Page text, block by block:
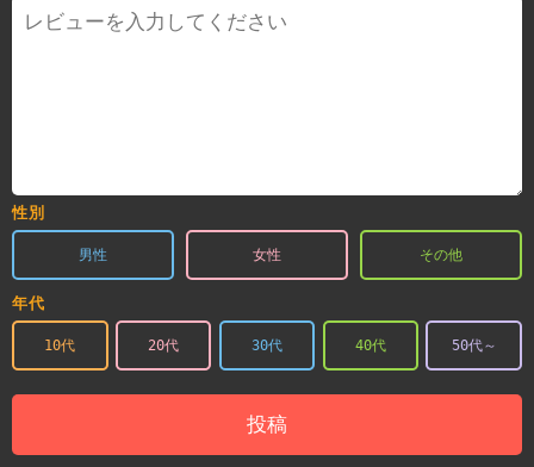
性別
男性 女性 その他
年代
10代 20代 30代 40代 50代～
投稿